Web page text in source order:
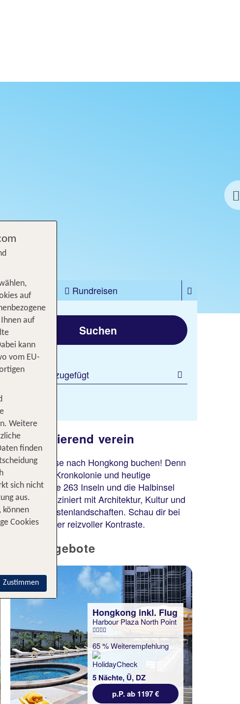
Kreuzfahrten
Rundreisen
Suchen
1 Filter hinzugefügt
faszinierend verein
du eine Reise nach Hongkong buchen! Denn
britische Kronkolonie und heutige
Unglaubliche 263 Inseln und die Halbinsel
fasziniert mit Architektur, Kultur und
Küstenlandschaften. Schau dir bei
voller reizvoller Kontraste.
TOP Angebote
Hongkong inkl. Flug
Harbour Plaza North Point
65 % Weiterempfehlung
5 Nächte, Ü, DZ
p.P. ab 1197 €
auf
auf
kann
vom EU-
Weitere
finden
sich nicht
aus.
können
Cookies
Zustimmen